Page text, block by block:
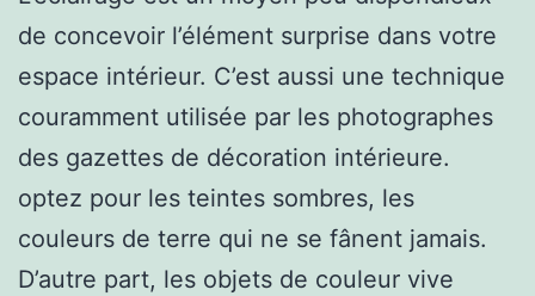
de concevoir l’élément surprise dans votre
espace intérieur. C’est aussi une technique
couramment utilisée par les photographes
des gazettes de décoration intérieure.
optez pour les teintes sombres, les
couleurs de terre qui ne se fânent jamais.
D’autre part, les objets de couleur vive